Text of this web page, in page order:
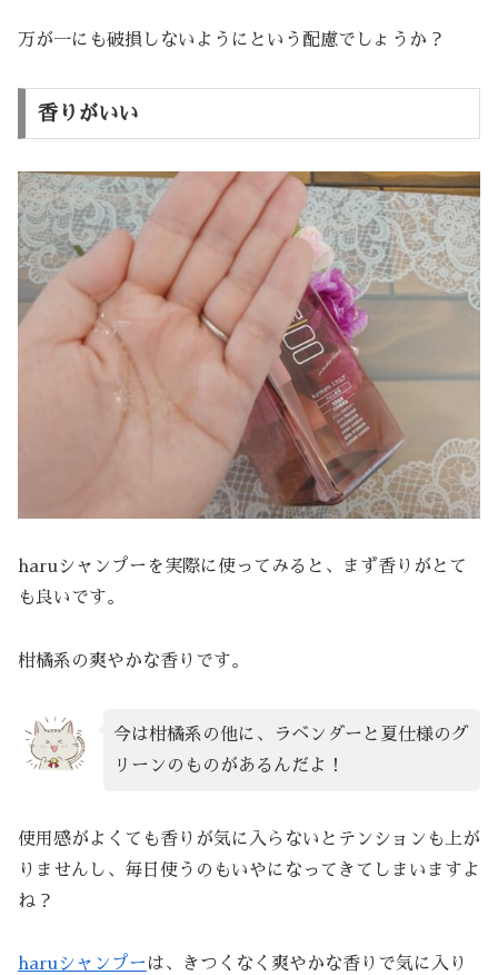
万が一にも破損しないようにという配慮でしょうか？
香りがいい
haruシャンプーを実際に使ってみると、まず香りがとて
も良いです。
柑橘系の爽やかな香りです。
今は柑橘系の他に、ラベンダーと夏仕様のグ
リーンのものがあるんだよ！
使用感がよくても香りが気に入らないとテンションも上が
りませんし、毎日使うのもいやになってきてしまいますよ
ね？
haruシャンプーは、きつくなく爽やかな香りで気に入り